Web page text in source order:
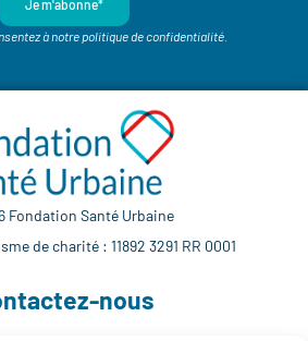
Je m'abonne*
à notre politique de confidentialité.
Fondation Santé Urbaine
de charité : 11892 3291 RR 0001
nous